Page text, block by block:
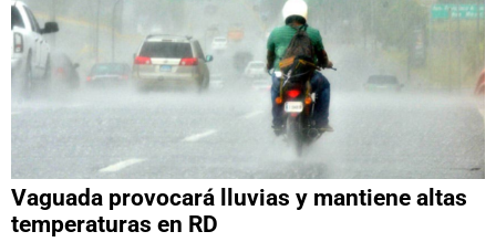
Vaguada provocará lluvias y mantiene altas
temperaturas en RD